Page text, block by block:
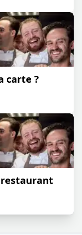
carte ?
restaurant